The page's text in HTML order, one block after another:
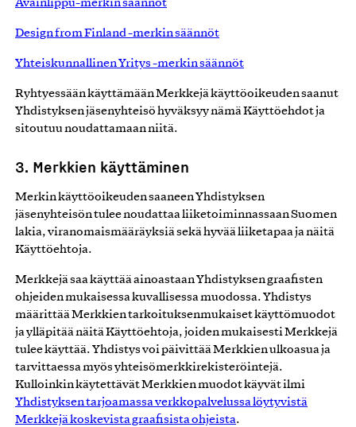
Avainlippu-merkin säännöt
Design from Finland -merkin säännöt
Yhteiskunnallinen Yritys -merkin säännöt
Ryhtyessään käyttämään Merkkejä käyttöoikeuden saanut
Yhdistyksen jäsenyhteisö hyväksyy nämä Käyttöehdot ja
sitoutuu noudattamaan niitä.
3. Merkkien käyttäminen
Merkin käyttöoikeuden saaneen Yhdistyksen
jäsenyhteisön tulee noudattaa liiketoiminnassaan Suomen
lakia, viranomaismääräyksiä sekä hyvää liiketapaa ja näitä
Käyttöehtoja.
Merkkejä saa käyttää ainoastaan Yhdistyksen graafisten
ohjeiden mukaisessa kuvallisessa muodossa. Yhdistys
määrittää Merkkien tarkoituksenmukaiset käyttömuodot
ja ylläpitää näitä Käyttöehtoja, joiden mukaisesti Merkkejä
tulee käyttää. Yhdistys voi päivittää Merkkien ulkoasua ja
tarvittaessa myös yhteisömerkkirekisteröintejä.
Kulloinkin käytettävät Merkkien muodot käyvät ilmi
Yhdistyksen tarjoamassa verkkopalvelussa löytyvistä
Merkkejä koskevista graafisista ohjeista.